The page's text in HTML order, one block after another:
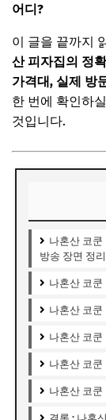
어디?
이 글을 끝까지
산 피자집의 정
가격대, 실제 방
한 번에 확인하
것입니다.
나혼산 코쿤
방송 장면 정리
나혼산 코쿤
나혼산 코쿤
나혼산 코쿤
나혼산 코쿤
나혼산 코쿤